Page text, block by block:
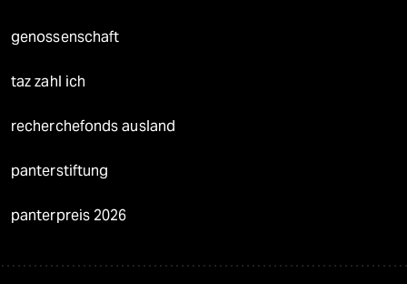
genossenschaft
taz zahl ich
recherchefonds ausland
panterstiftung
panterpreis 2026